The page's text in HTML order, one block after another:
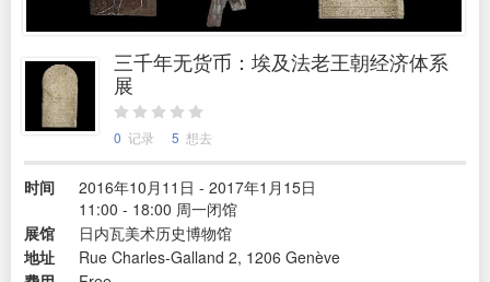
三千年无货币：埃及法老王朝经济体系
展
0 记录 5 想去
时间
2016年10月11日 - 2017年1月15日
11:00 - 18:00 周一闭馆
展馆
日内瓦美术历史博物馆
地址
Rue Charles-Galland 2, 1206 Genève